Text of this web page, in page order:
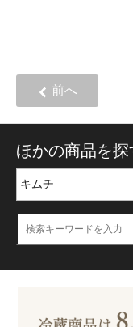
前へ
ほかの商品を探